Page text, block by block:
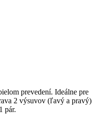
prevedení. Ideálne pre
2 výsuvov (ľavý a pravý)
pár.